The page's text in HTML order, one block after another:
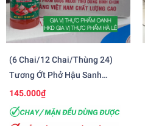
(6 Chai/12 Chai/thùng 24)
Tương Ớt Phở Hậu Sanh
(250gr) - NẮP XANH
145.000₫